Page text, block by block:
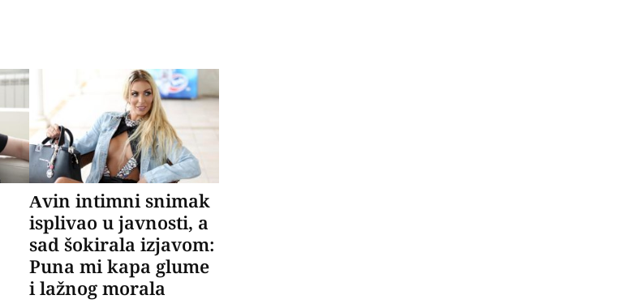
Avin intimni snimak
isplivao u javnosti, a
sad šokirala izjavom:
Puna mi kapa glume
i lažnog morala